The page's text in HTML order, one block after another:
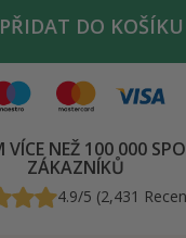
PŘIDAT DO KOŠÍKU
VÍCE NEŽ 100 000
ZÁKAZNÍKŮ
4.9/5 (2,431